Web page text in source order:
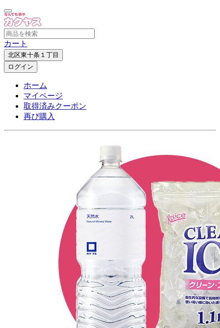
カート
北区東十条１丁目
ログイン
ホーム
マイページ
取得済みクーポン
再び購入